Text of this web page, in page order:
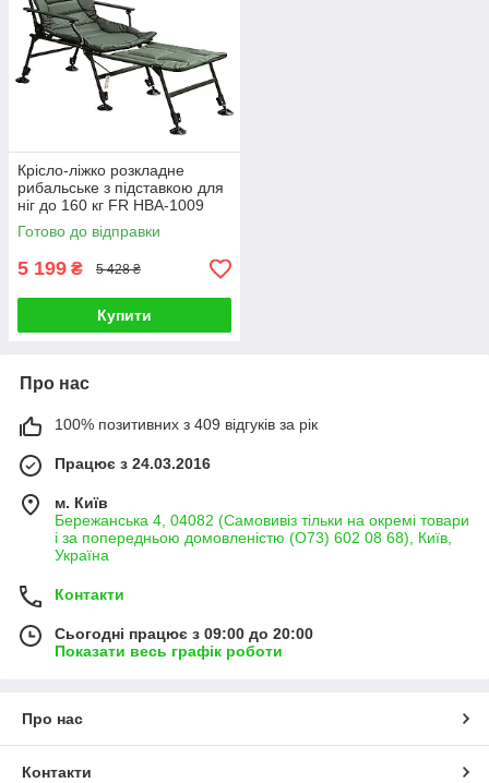
Крісло-ліжко розкладне
рибальське з підставкою для
ніг до 160 кг FR HBA-1009
Готово до відправки
5 199 ₴ 5 428 ₴
Купити
Про нас
100% позитивних з 409 відгуків за рік
Працює з 24.03.2016
м. Київ
Бережанська 4, 04082 (Самовивіз тільки на окремі товари
і за попередньою домовленістю (О73) 602 08 68), Київ,
Україна
Контакти
Сьогодні працює з 09:00 до 20:00
Показати весь графік роботи
Про нас
Контакти